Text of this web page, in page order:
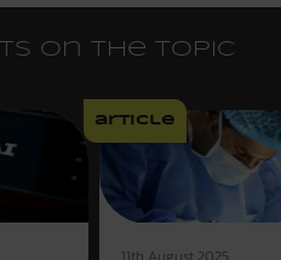
on the topic
article
11th August 2025